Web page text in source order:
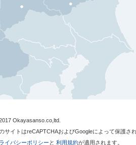
Okayasanso.co,ltd.
サイトはreCAPTCHAおよびGoogleによって保護され
イバシーポリシー と 利用規約が適用されます。